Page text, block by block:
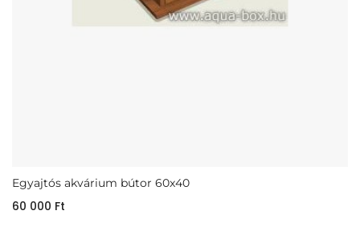
Egyajtós akvárium bútor 60x40
60 000 Ft